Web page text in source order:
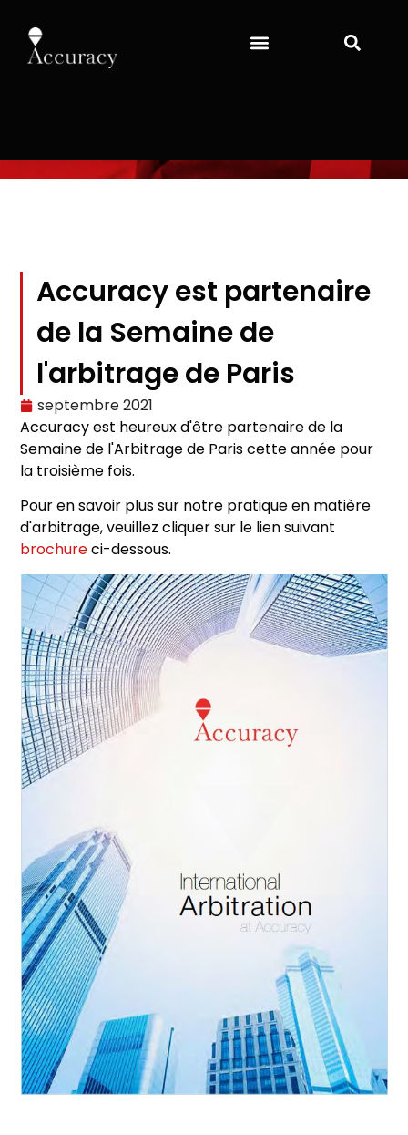
Accuracy est partenaire
de la Semaine de
l'arbitrage de Paris
septembre 2021
Accuracy est heureux d'être partenaire de la
Semaine de l'Arbitrage de Paris cette année pour
la troisième fois.
Pour en savoir plus sur notre pratique en matière
d'arbitrage, veuillez cliquer sur le lien suivant
brochureci-dessous.